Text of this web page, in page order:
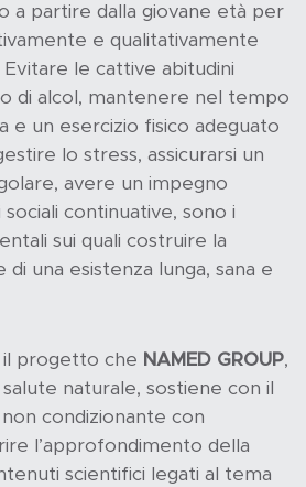
a partire dalla giovane età per
e qualitativamente
Evitare le cattive abitudini
di alcol, mantenere nel tempo
e un esercizio fisico adeguato
lo stress, assicurarsi un
avere un impegno
continuative, sono i
sui quali costruire la
di una esistenza lunga, sana e
il progetto che NAMED GROUP,
naturale, sostiene con il
condizionante con
l’approfondimento della
scientifici legati al tema